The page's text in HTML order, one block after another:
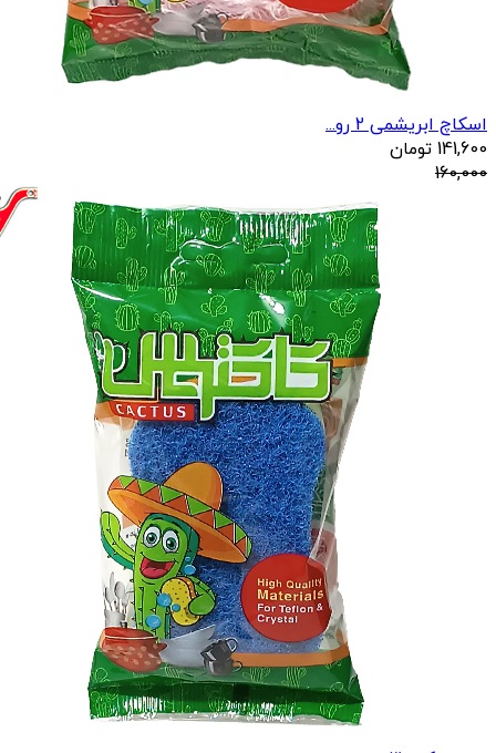
اسکاچ ابریشمی 2 رو...
141,600 تومان
160,000